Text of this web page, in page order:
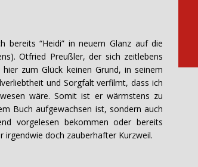
bereits “Heidi” in neuem Glanz auf die
Otfried Preußler, der sich zeitlebens
zum Glück keinen Grund, in seinem
und Sorgfalt verfilmt, dass ich
wäre. Somit ist er wärmstens zu
Buch aufgewachsen ist, sondern auch
vorgelesen bekommen oder bereits
doch zauberhafter Kurzweil.